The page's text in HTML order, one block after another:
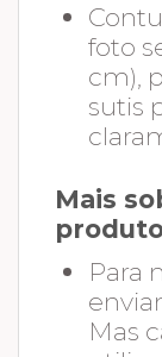
foto
cm),
sutis
Mais
Para
Mas